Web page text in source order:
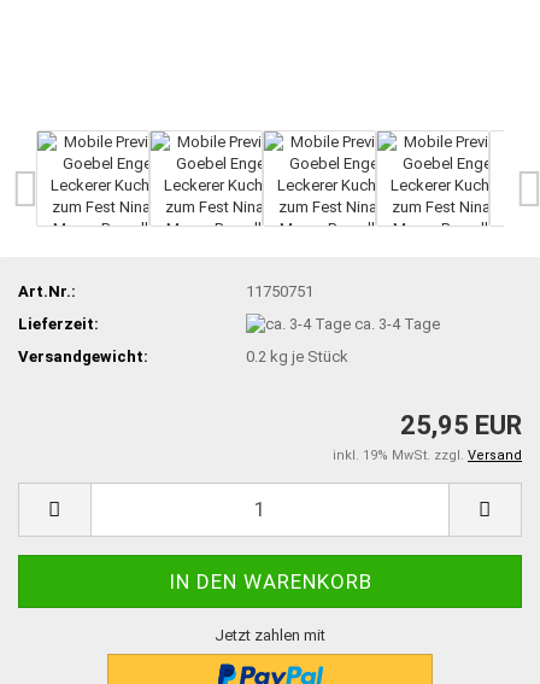
Art.Nr.:
11750751
Lieferzeit:
ca. 3-4 Tage
Versandgewicht:
0.2 kg je Stück
25,95 EUR
inkl. 19% MwSt. zzgl. Versand
Jetzt zahlen mit